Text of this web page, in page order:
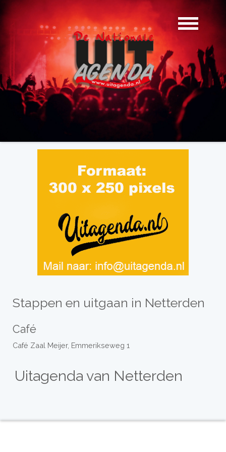
Stappen en uitgaan in Netterden
Café
Café Zaal Meijer, Emmerikseweg 1
Uitagenda van Netterden